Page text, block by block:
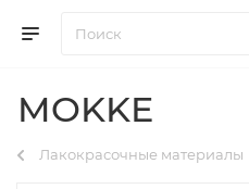
MOKKE
Лакокрасочные материалы